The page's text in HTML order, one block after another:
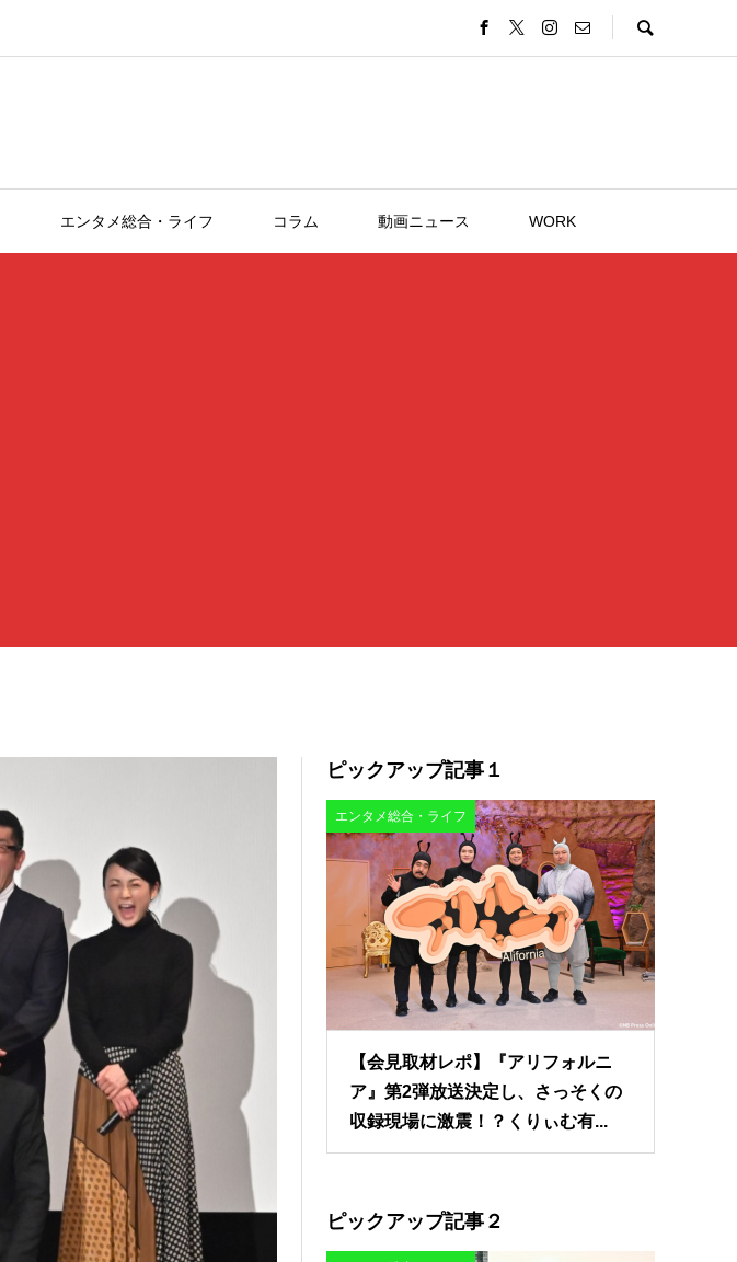
エンタメ総合・ライフ コラム 動画ニュース WORK
ピックアップ記事１
エンタメ総合・ライフ
【会見取材レポ】『アリフォルニ
ア』第2弾放送決定し、さっそくの
収録現場に激震！？くりぃむ有...
ピックアップ記事２